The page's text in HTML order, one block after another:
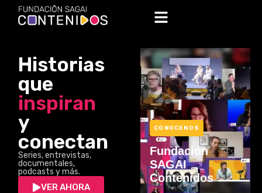
Historias
que
inspiran
y
conectan
Series, entrevistas,
documentales,
podcasts y más.
VER AHORA
CONOCENOS
Fundación
SAGAI
Contenidos